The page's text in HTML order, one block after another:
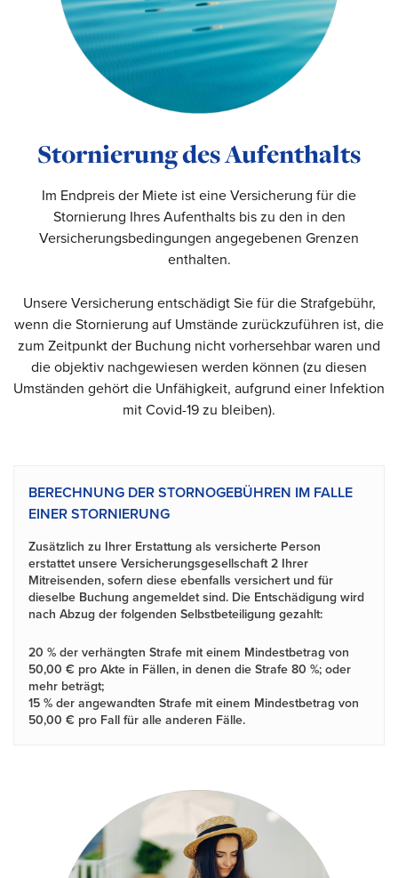
Stornierung des Aufenthalts
Im Endpreis der Miete ist eine Versicherung für die
Stornierung Ihres Aufenthalts bis zu den in den
Versicherungsbedingungen angegebenen Grenzen
enthalten.
Unsere Versicherung entschädigt Sie für die Strafgebühr,
wenn die Stornierung auf Umstände zurückzuführen ist, die
zum Zeitpunkt der Buchung nicht vorhersehbar waren und
die objektiv nachgewiesen werden können (zu diesen
Umständen gehört die Unfähigkeit, aufgrund einer Infektion
mit Covid-19 zu bleiben).
BERECHNUNG DER STORNOGEBÜHREN IM FALLE
EINER STORNIERUNG
Zusätzlich zu Ihrer Erstattung als versicherte Person
erstattet unsere Versicherungsgesellschaft 2 Ihrer
Mitreisenden, sofern diese ebenfalls versichert und für
dieselbe Buchung angemeldet sind. Die Entschädigung wird
nach Abzug der folgenden Selbstbeteiligung gezahlt:
20 % der verhängten Strafe mit einem Mindestbetrag von
50,00 € pro Akte in Fällen, in denen die Strafe 80 %; oder
mehr beträgt;
15 % der angewandten Strafe mit einem Mindestbetrag von
50,00 € pro Fall für alle anderen Fälle.